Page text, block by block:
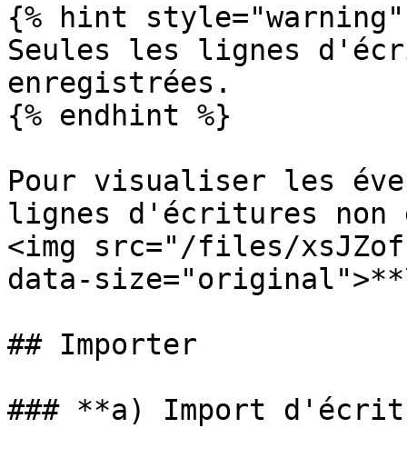
{% hint style="warning"
Seules les lignes
enregistrées.
{% endhint %}
Pour visualiser les
lignes d'écritures non
<img src="/files/
data-
## Importer
### **a) Import